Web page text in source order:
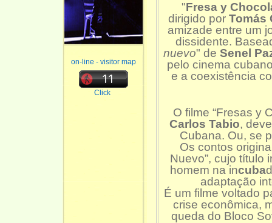
on-line - visitor map
Click
"Fresa y
dirigido por Tomás
amizade entre um
dissidente.
nuevo" de Senel
pelo cinema
e a coexistência
O filme “Fresas y
Carlos Tabio,
Cubana. Ou, se
Os contos
Nuevo”, cujo título
homem na incuba
adaptação
É um filme voltado
crise econômica,
queda do Bloco